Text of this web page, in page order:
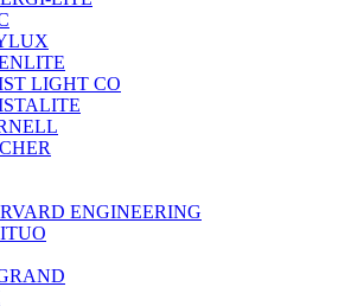
LIGHT CO
ENGINEERING